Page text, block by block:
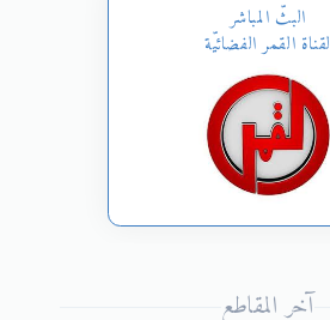
البثّ المباشر
لقناة القمر الفضائيّة
آخر المقاطع